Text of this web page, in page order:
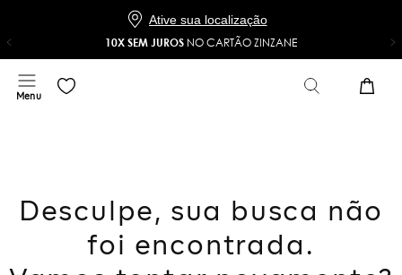
Ative sua localização
10X SEM JUROS NO CARTÃO ZINZANE
Desculpe, sua busca não
foi encontrada.